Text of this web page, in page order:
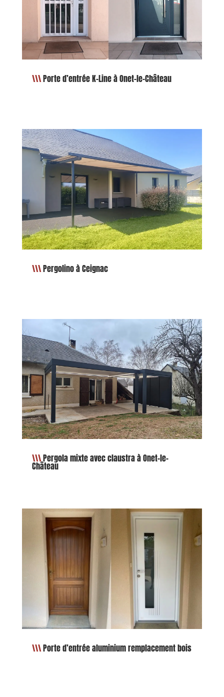
Porte d’entrée K-Line à Onet-le-Château
Pergolino à Ceignac
Pergola mixte avec claustra à Onet-le-
Château
Porte d’entrée aluminium remplacement bois